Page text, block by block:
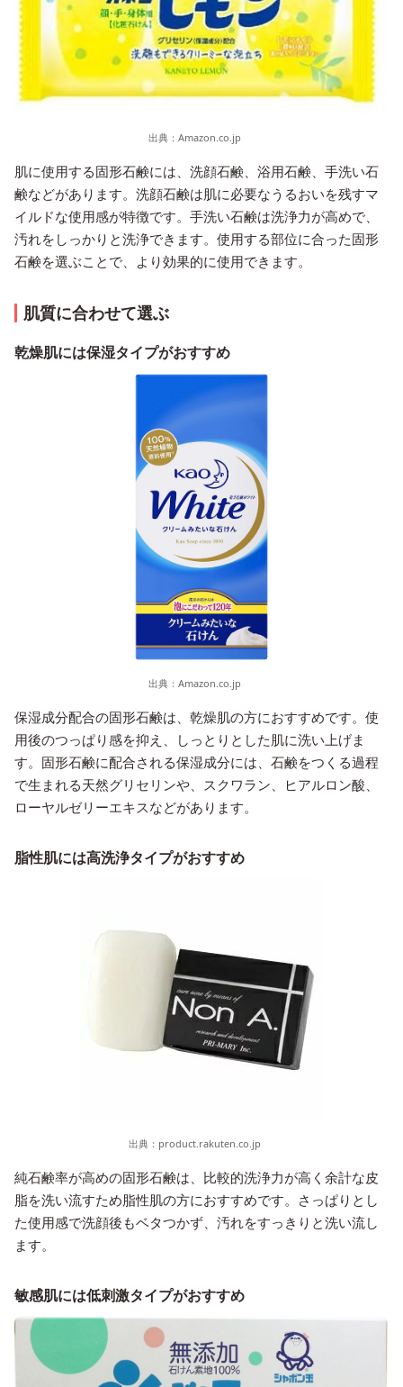
出典： Amazon.co.jp
肌に使用する固形石鹸には、洗顔石鹸、浴用石鹸、手洗い石
鹸などがあります。洗顔石鹸は肌に必要なうるおいを残すマ
イルドな使用感が特徴です。手洗い石鹸は洗浄力が高めで、
汚れをしっかりと洗浄できます。使用する部位に合った固形
石鹸を選ぶことで、より効果的に使用できます。
肌質に合わせて選ぶ
乾燥肌には保湿タイプがおすすめ
出典： Amazon.co.jp
保湿成分配合の固形石鹸は、乾燥肌の方におすすめです。使
用後のつっぱり感を抑え、しっとりとした肌に洗い上げま
す。固形石鹸に配合される保湿成分には、石鹸をつくる過程
で生まれる天然グリセリンや、スクワラン、ヒアルロン酸、
ローヤルゼリーエキスなどがあります。
脂性肌には高洗浄タイプがおすすめ
出典： product.rakuten.co.jp
純石鹸率が高めの固形石鹸は、比較的洗浄力が高く余計な皮
脂を洗い流すため脂性肌の方におすすめです。さっぱりとし
た使用感で洗顔後もベタつかず、汚れをすっきりと洗い流し
ます。
敏感肌には低刺激タイプがおすすめ